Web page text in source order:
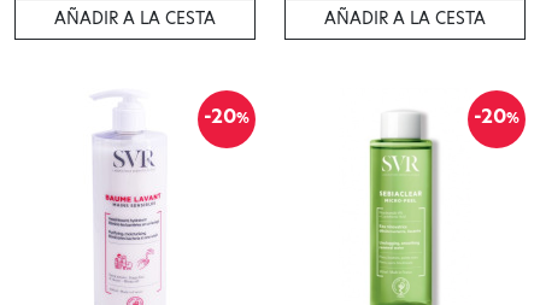
AÑADIR A LA CESTA AÑADIR A LA CESTA
-20% -20%